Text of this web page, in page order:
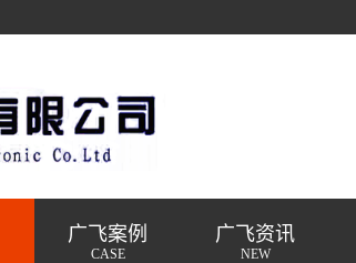
广飞案例
CASE
广飞资讯
NEW